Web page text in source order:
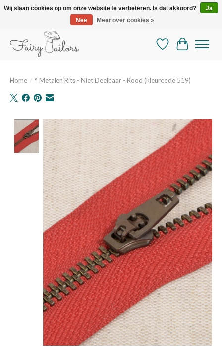
De mooiste online selectie stoffen en mercerie
Verlanglijst
Home / ° Metalen Rits - Niet Deelbaar - Rood (kleurcode 519)
Product image slideshow Items
Wij slaan cookies op om onze website te verbeteren. Is dat akkoord?
Ja
Nee
Meer over cookies »